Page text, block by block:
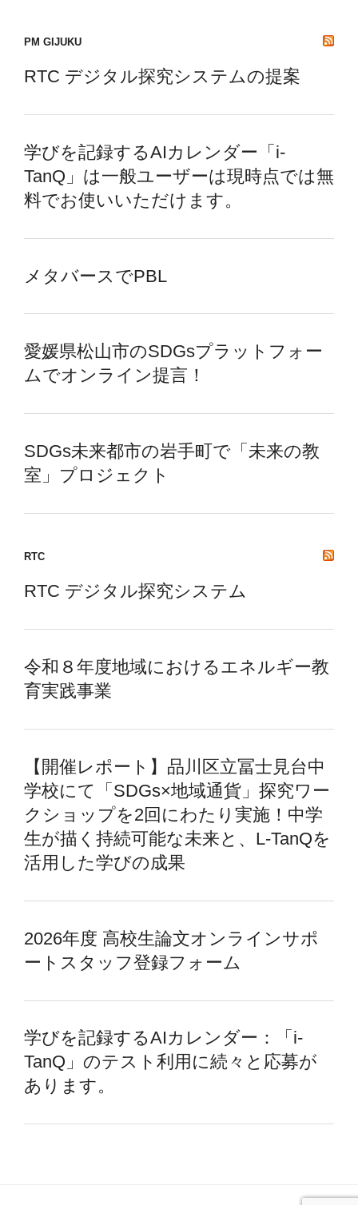
PM GIJUKU
RTC デジタル探究システムの提案
学びを記録するAIカレンダー「i-
TanQ」は一般ユーザーは現時点では無
料でお使いいただけます。
メタバースでPBL
愛媛県松山市のSDGsプラットフォー
ムでオンライン提言！
SDGs未来都市の岩手町で「未来の教
室」プロジェクト
RTC
RTC デジタル探究システム
令和８年度地域におけるエネルギー教
育実践事業
【開催レポート】品川区立冨士見台中
学校にて「SDGs×地域通貨」探究ワー
クショップを2回にわたり実施！中学
生が描く持続可能な未来と、L-TanQを
活用した学びの成果
2026年度 高校生論文オンラインサポ
ートスタッフ登録フォーム
学びを記録するAIカレンダー：「i-
TanQ」のテスト利用に続々と応募が
あります。